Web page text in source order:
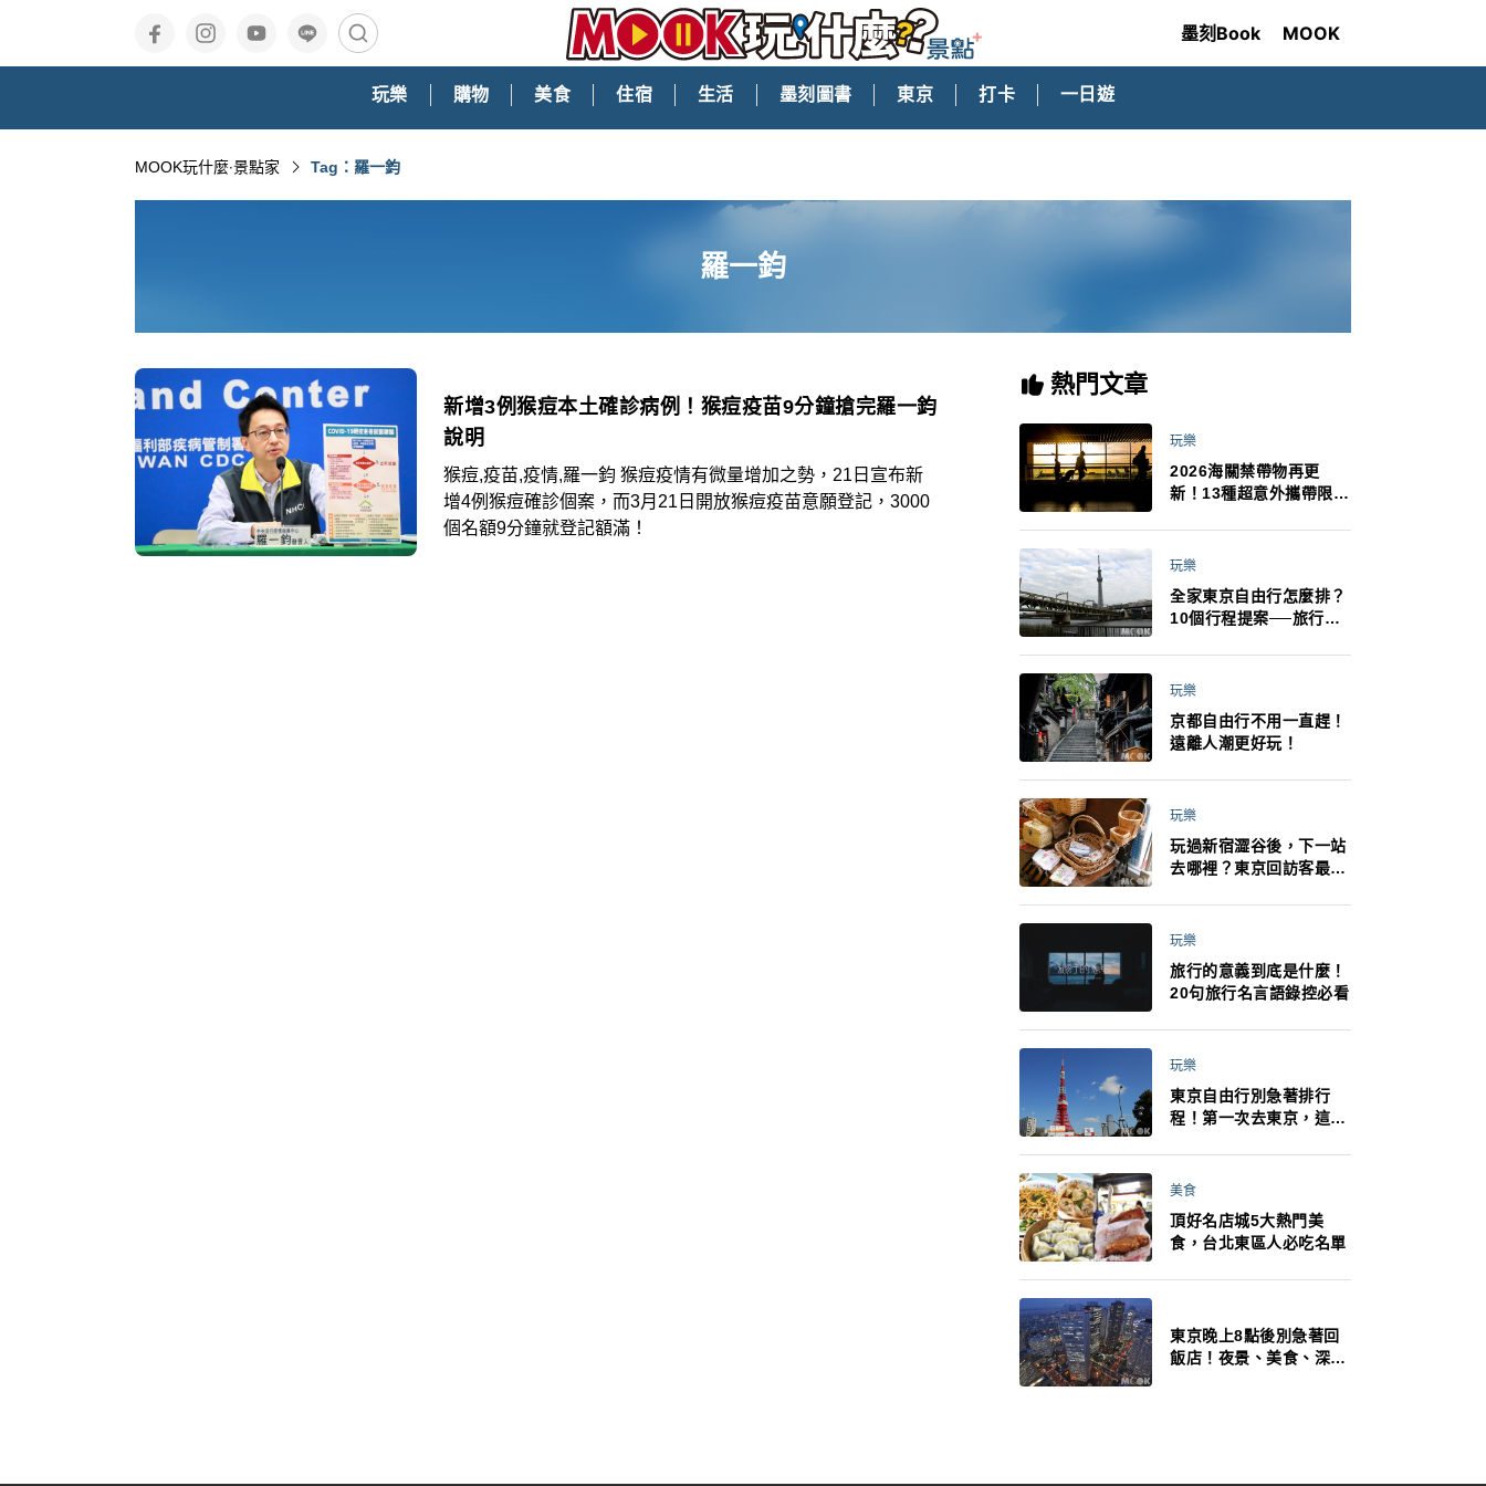
墨刻Book MOOK
玩樂 購物 美食 住宿 生活 墨刻圖書 東京 打卡 一日遊
MOOK玩什麼‧景點家 Tag：羅一鈞
羅一鈞
新增3例猴痘本土確診病例！猴痘疫苗9分鐘搶完羅一鈞
說明
猴痘,疫苗,疫情,羅一鈞 猴痘疫情有微量增加之勢，21日宣布新
增4例猴痘確診個案，而3月21日開放猴痘疫苗意願登記，3000
個名額9分鐘就登記額滿！
熱門文章
玩樂
2026海關禁帶物再更
新！13種超意外攜帶限
最高還罰百萬！注意事項
玩樂
全家東京自由行怎麼排？
10個行程提案──旅行不
法！
玩樂
京都自由行不用一直趕！
遠離人潮更好玩！
玩樂
玩過新宿澀谷後，下一站
去哪裡？東京回訪客最推
玩樂
旅行的意義到底是什麼！
20句旅行名言語錄控必看
玩樂
東京自由行別急著排行
程！第一次去東京，這10
美食
頂好名店城5大熱門美
食，台北東區人必吃名單
東京晚上8點後別急著回
飯店！夜景、美食、深夜